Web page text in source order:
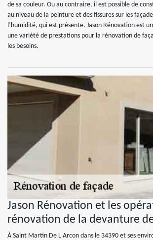
de sa couleur. Ou au contraire, il est possible de
au niveau de la peinture et des fissures sur les
l’humidité, qui est présente. Jason Rénovation est
une variété de prestations pour la rénovation de
les besoins.
Jason Rénovation et les
rénovation de la devanture
À Saint Martin De L Arcon dans le 34390 et ses